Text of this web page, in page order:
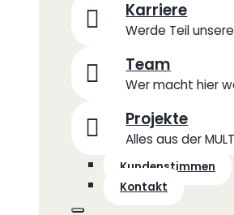
Karriere
Werde Teil
Team
Wer macht hier
Projekte
Alles aus der
Kundenstimmen
Kontakt